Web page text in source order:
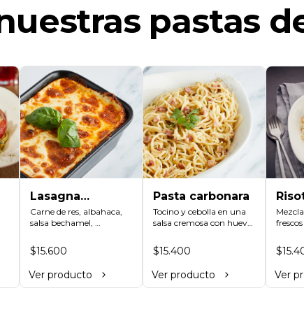
pastas
Lasagna
bolognese
Carne de res, albahaca,
salsa bechamel,
terminado con
mozzarella.
$15.600
Ver producto
Pasta carbonara
Tocino y cebolla en una
salsa cremosa con huevo
un toque de perejil.
$15.400
Ver producto
salsa
Ver